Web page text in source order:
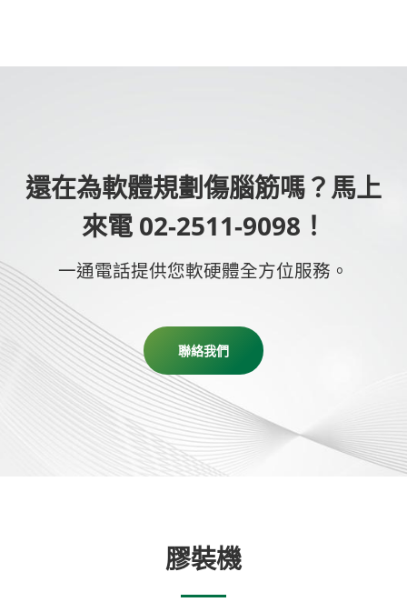
還在為軟體規劃傷腦筋嗎？馬上
來電 02-2511-9098！
一通電話提供您軟硬體全方位服務。
聯絡我們
膠裝機